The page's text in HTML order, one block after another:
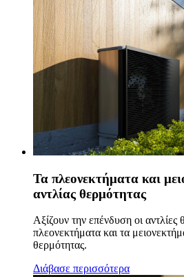
Τα πλεονεκτήματα και
αντλίας θερμότητας
Αξίζουν την επένδυση οι
πλεονεκτήματα και τα
θερμότητας.
Διάβασε περισσότερα